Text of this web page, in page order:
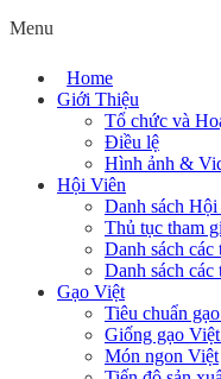
Menu
Home
Giới Thiệu
Tổ chức và
Điều lệ
Hình ảnh &
Hội Viên
Danh sách
Thủ tục tham
Danh sách
Danh sách
Gạo Việt
Tiêu chuẩn
Giống gạo
Món ngon Việt